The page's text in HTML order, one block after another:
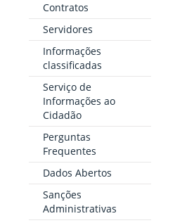
Contratos
Servidores
Informações
classificadas
Serviço de
Informações ao
Cidadão
Perguntas
Frequentes
Dados Abertos
Sanções
Administrativas